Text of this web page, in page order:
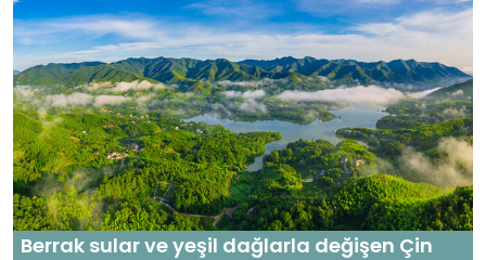
Berrak sular ve yeşil dağlarla değişen Çin